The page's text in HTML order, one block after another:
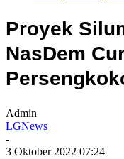
Proyek
NasDem
Admin
LGNews
-
3 Oktober 2022 07:24